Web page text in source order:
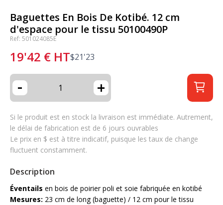
Baguettes En Bois De Kotibé. 12 cm
d'espace pour le tissu 50100490P
Ref: 501024085E
19'42 € HT$21'23
- +
Si le produit est en stock la livraison est immédiate. Autrement,
le délai de fabrication est de 6 jours ouvrables
Le prix en $ est à titre indicatif, puisque les taux de change
fluctuent constamment.
Description
Éventails en bois de poirier poli et soie fabriquée en kotibé
Mesures: 23 cm de long (baguette) / 12 cm pour le tissu